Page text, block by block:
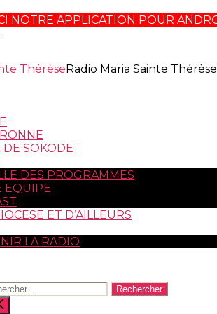
NOTRE APPLICATION POUR
Radio Maria Sainte Thérèse
DE SOKODE
DES PROGRAMMES
EQUIPE
ET D’AILLEURS
LA RADIO